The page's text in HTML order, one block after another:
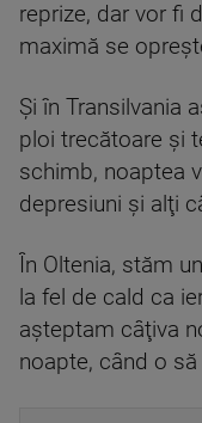
reprize, dar vor fi
maximă se
Şi în Transilvania
ploi trecătoare şi
schimb, noaptea
depresiuni şi alţi
În Oltenia, stăm
la fel de cald ca
aşteptam câţiva
noapte, când o